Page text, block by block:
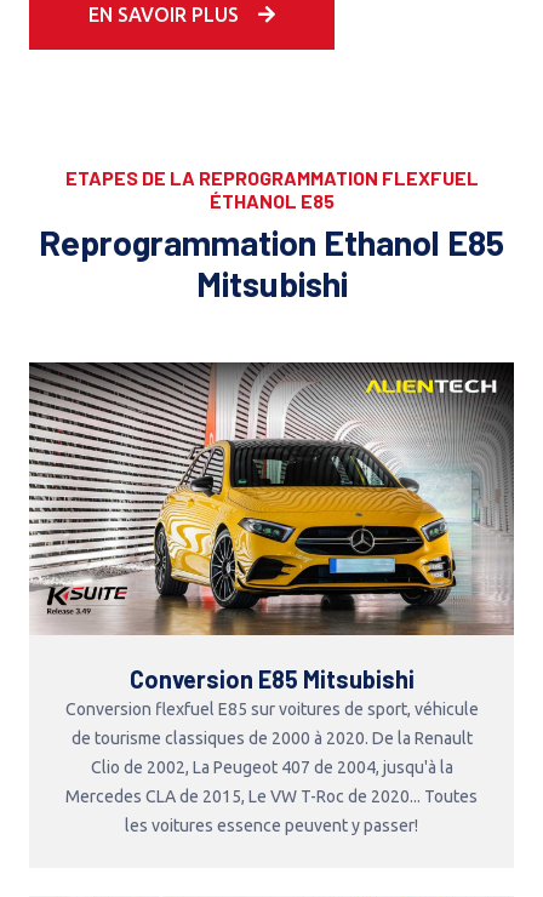
EN SAVOIR PLUS
ETAPES DE LA REPROGRAMMATION FLEXFUEL
ÉTHANOL E85
Reprogrammation Ethanol E85
Mitsubishi
Conversion E85 Mitsubishi
Conversion flexfuel E85 sur voitures de sport, véhicule
de tourisme classiques de 2000 à 2020. De la Renault
Clio de 2002, La Peugeot 407 de 2004, jusqu'à la
Mercedes CLA de 2015, Le VW T-Roc de 2020... Toutes
les voitures essence peuvent y passer!